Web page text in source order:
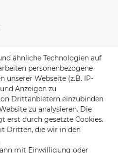
ähnliche Technologien auf
personenbezogene
unserer Webseite (z.B. IP-
Anzeigen zu
Drittanbietern einzubinden
zu analysieren. Die
erst durch gesetzte Cookies.
Dritten, die wir in den
mit Einwilligung oder